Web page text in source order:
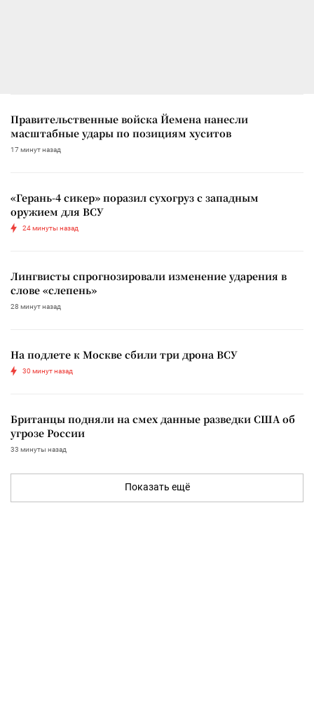
Правительственные войска Йемена нанесли
масштабные удары по позициям хуситов
17 минут назад
«Герань-4 сикер» поразил сухогруз с западным
оружием для ВСУ
24 минуты назад
Лингвисты спрогнозировали изменение ударения в
слове «слепень»
28 минут назад
На подлете к Москве сбили три дрона ВСУ
30 минут назад
Британцы подняли на смех данные разведки США об
угрозе России
33 минуты назад
Показать ещё